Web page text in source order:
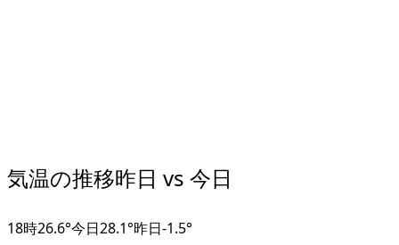
気温の推移昨日 vs 今日
18時26.6°今日28.1°昨日-1.5°